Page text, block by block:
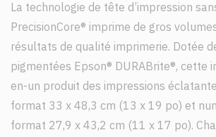
La technologie de tête d’impression
PrecisionCore® imprime de gros
résultats de qualité imprimerie. Dotée
pigmentées Epson® DURABrite®, cette
en-un produit des impressions
format 33 x 48,3 cm (13 x 19 po) et
format 27,9 x 43,2 cm (11 x 17 po).